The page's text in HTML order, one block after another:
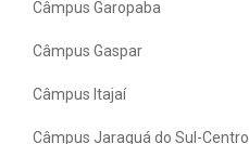
Câmpus Garopaba
Câmpus Gaspar
Câmpus Itajaí
Câmpus Jaraguá do Sul-Centro